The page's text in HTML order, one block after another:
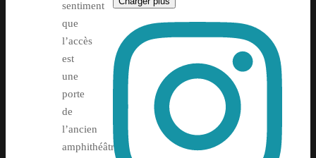
sentiment
que
l’accès
est
une
porte
de
l’ancien
amphithéâtre